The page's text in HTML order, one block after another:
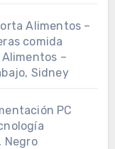
Alimentos –
comida
–
Sidney
PC
Negro